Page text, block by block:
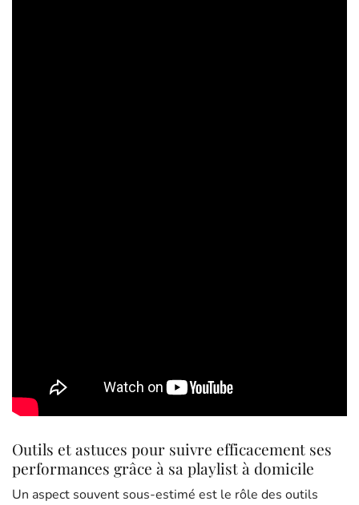
Outils et astuces pour suivre efficacement ses
performances grâce à sa playlist à domicile
Un aspect souvent sous-estimé est le rôle des outils